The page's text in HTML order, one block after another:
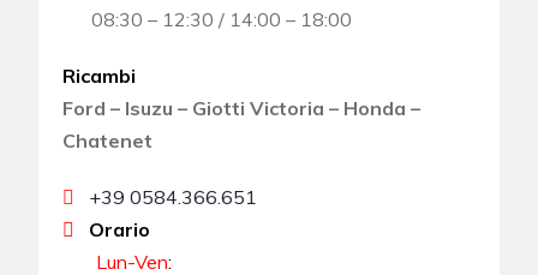
08:30 – 12:30 / 14:00 – 18:00
Ricambi
Ford – Isuzu – Giotti Victoria – Honda –
Chatenet
+39 0584.366.651
Orario
Lun-Ven: